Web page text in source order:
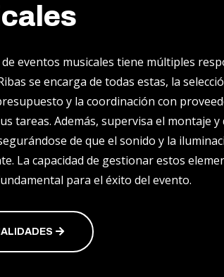
eventos musicales tiene múltiples
se encarga de todas estas, la
y la coordinación con
tareas. Además, supervisa el montaje
de que el sonido y la
La capacidad de gestionar estos
para el éxito del evento.